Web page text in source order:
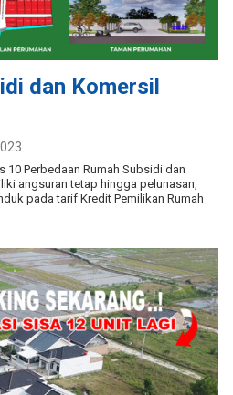
dan Komersil
10 Perbedaan Rumah Subsidi dan
angsuran tetap hingga pelunasan,
pada tarif Kredit Pemilikan Rumah